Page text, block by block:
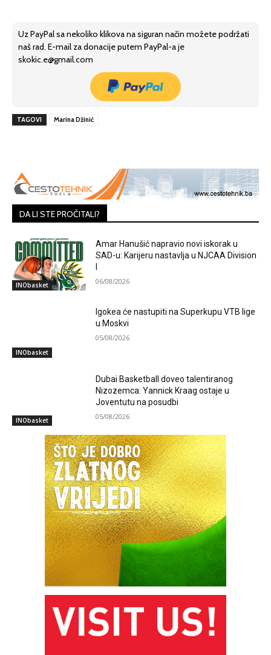
Uz PayPal sa nekoliko klikova na siguran način možete podržati
naš rad. E-mail za donacije putem PayPal-a je
skokic.e@gmail.com
TAGOVI Marina Džinić
DA LI STE PROČITALI?
INObasket
Amar Hanušić napravio novi iskorak u
SAD-u: Karijeru nastavlja u NJCAA Division
06/08/2026
INObasket
Igokea će nastupiti na Superkupu VTB lige
u Moskvi
05/08/2026
INObasket
Dubai Basketball doveo talentiranog
Nizozemca: Yannick Kraag ostaje u
Joventutu na posudbi
05/08/2026